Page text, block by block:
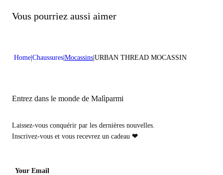
Couleur:Orge
Ne pas traiter avec du chlore
Ne pas nettoyer à sec
Vous pourriez aussi aimer
Home Chaussures Mocassins URBAN THREAD MOCASSIN
Entrez dans le monde de Malìparmi
Laissez-vous conquérir par les dernières nouvelles.
Inscrivez-vous et vous recevrez un cadeau ❤
Your Email